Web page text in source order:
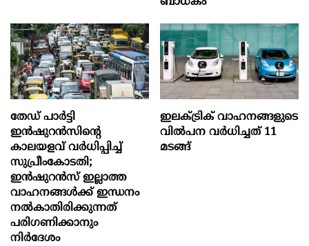
തേഡ് പാർട്ടി
ഇൻഷുറൻസിന്റെ
കാലയളവ് വർധിപ്പിച്ച്
സുപ്രീംകോടതി;
ഇൻഷുറൻസ് ഇല്ലാത്ത
വാഹനങ്ങൾക്ക് ഇന്ധനം
നൽകാതിരിക്കുന്നത്
പരിഗണിക്കാനും
നിർദേശം
ഇലക്ട്രിക് വാഹനങ്ങളുടെ
വിൽപന വർധിച്ചത് 11
മടങ്ങ്